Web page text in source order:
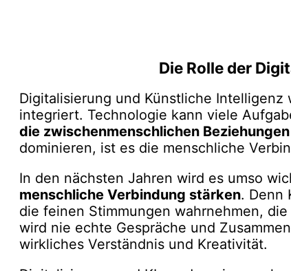
Die Rolle der
Digitalisierung und Künstliche
integriert. Technologie kann viele
die zwischenmenschlichen
dominieren, ist es die menschliche
In den nächsten Jahren wird es umso
menschliche Verbindung stärken. Denn
die feinen Stimmungen wahrnehmen,
wird nie echte Gespräche und
wirkliches Verständnis und Kreativität.